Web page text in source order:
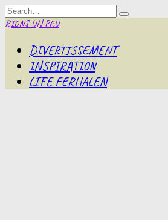
Skip
to
content
Search
for:
RIONS UN PEU
DIVERTISSEMENT
INSPIRATION
LIFE FERHALEN